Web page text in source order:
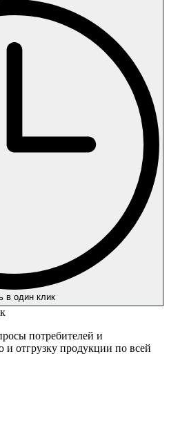
в один клик
потребителей и
отгрузку продукции по всей